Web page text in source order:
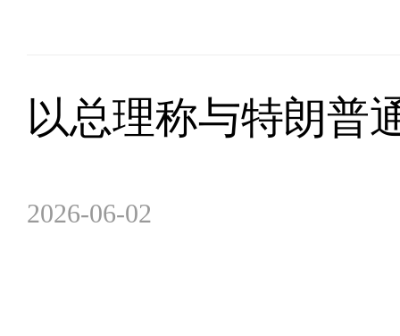
以总理称与特朗普
2026-06-02